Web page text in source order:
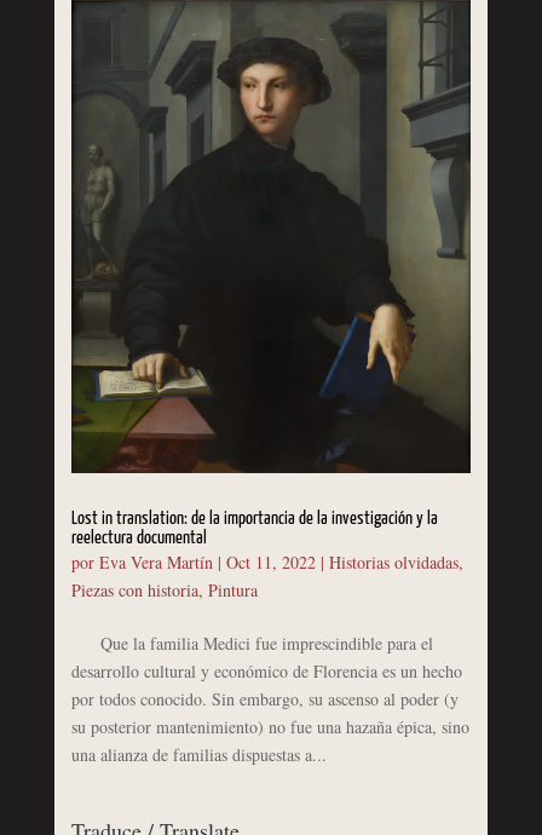
Lost in translation: de la importancia de la investigación y la
reelectura documental
por Eva Vera Martín| Oct 11, 2022| Historias olvidadas,
Piezas con historia, Pintura
Que la familia Medici fue imprescindible para el
desarrollo cultural y económico de Florencia es un hecho
por todos conocido. Sin embargo, su ascenso al poder (y
su posterior mantenimiento) no fue una hazaña épica, sino
una alianza de familias dispuestas a...